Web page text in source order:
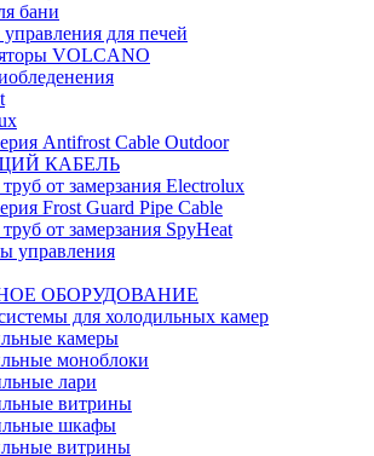
бани
для печей
VOLCANO
Antifrost Cable Outdoor
КАБЕЛЬ
от замерзания Electrolux
Frost Guard Pipe Cable
от замерзания SpyHeat
управления
ОБОРУДОВАНИЕ
для холодильных камер
камеры
моноблоки
лари
витрины
шкафы
витрины